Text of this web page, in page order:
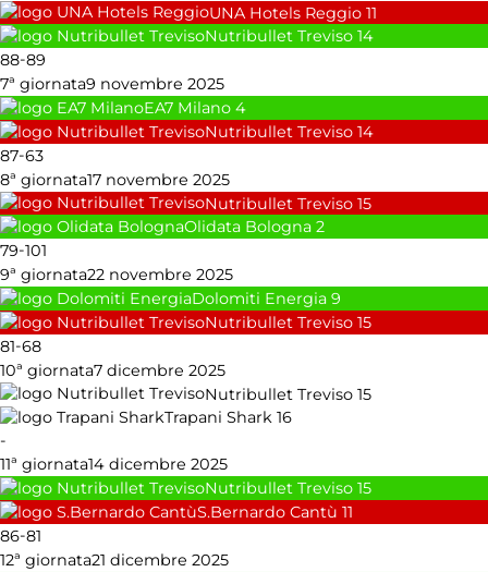
UNA Hotels Reggio 11
Nutribullet Treviso 14
88-89
7ª giornata9 novembre 2025
EA7 Milano 4
Nutribullet Treviso 14
87-63
8ª giornata17 novembre 2025
Nutribullet Treviso 15
Olidata Bologna 2
79-101
9ª giornata22 novembre 2025
Dolomiti Energia 9
Nutribullet Treviso 15
81-68
10ª giornata7 dicembre 2025
Nutribullet Treviso 15
Trapani Shark 16
-
11ª giornata14 dicembre 2025
Nutribullet Treviso 15
S.Bernardo Cantù 11
86-81
12ª giornata21 dicembre 2025